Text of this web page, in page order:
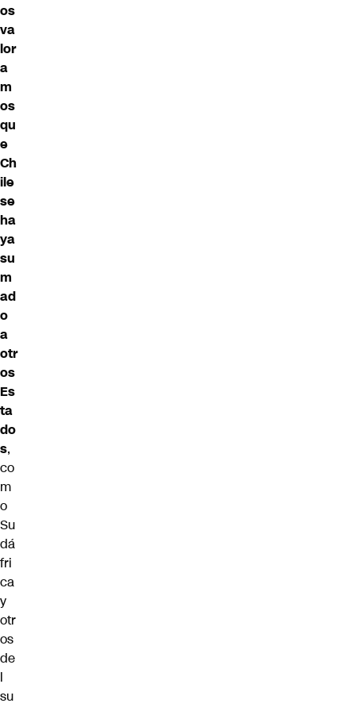
os
va
lor
a
m
os
qu
e
Ch
ile
se
ha
ya
su
m
ad
o
a
otr
os
Es
ta
do
s,
co
m
o
Su
dá
fri
ca
y
otr
os
de
l
su